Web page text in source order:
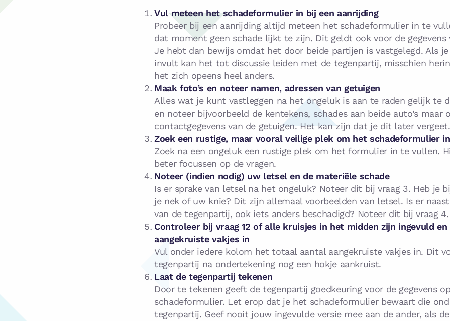
Vul meteen het schadeformulier in bij een aanrijding
Probeer bij een aanrijding altijd meteen het schadeformulier in te
dat moment geen schade lijkt te zijn. Dit geldt ook voor de gegevens
Je hebt dan bewijs omdat het door beide partijen is vastgelegd. Als
invult kan het tot discussie leiden met de tegenpartij, misschien
het zich opeens heel anders.
Maak foto’s en noteer namen, adressen van getuigen
Alles wat je kunt vastleggen na het ongeluk is aan te raden gelijk te
en noteer bijvoorbeeld de kentekens, schades aan beide auto’s maar
contactgegevens van de getuigen. Het kan zijn dat je dit later vergeet.
Zoek een rustige, maar vooral veilige plek om het schadeformulier
Zoek na een ongeluk een rustige plek om het formulier in te vullen.
beter focussen op de vragen.
Noteer (indien nodig) uw letsel en de materiële schade
Is er sprake van letsel na het ongeluk? Noteer dit bij vraag 3. Heb je
je nek of uw knie? Dit zijn allemaal voorbeelden van letsel. Is er
van de tegenpartij, ook iets anders beschadigd? Noteer dit bij vraag 4.
Controleer bij vraag 12 of alle kruisjes in het midden zijn ingevuld
aangekruiste vakjes in
Vul onder iedere kolom het totaal aantal aangekruiste vakjes in. Dit
tegenpartij na ondertekening nog een hokje aankruist.
Laat de tegenpartij tekenen
Door te tekenen geeft de tegenpartij goedkeuring voor de gegevens
schadeformulier. Let erop dat je het schadeformulier bewaart die
tegenpartij. Geef nooit jouw ingevulde versie mee aan de ander, als